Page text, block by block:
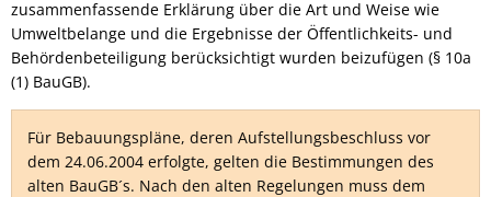
zusammenfassende Erklärung über die Art und Weise wie
Umweltbelange und die Ergebnisse der Öffentlichkeits- und
Behördenbeteiligung berücksichtigt wurden beizufügen (§ 10a
(1) BauGB).
Für Bebauungspläne, deren Aufstellungsbeschluss vor
dem 24.06.2004 erfolgte, gelten die Bestimmungen des
alten BauGB´s. Nach den alten Regelungen muss dem